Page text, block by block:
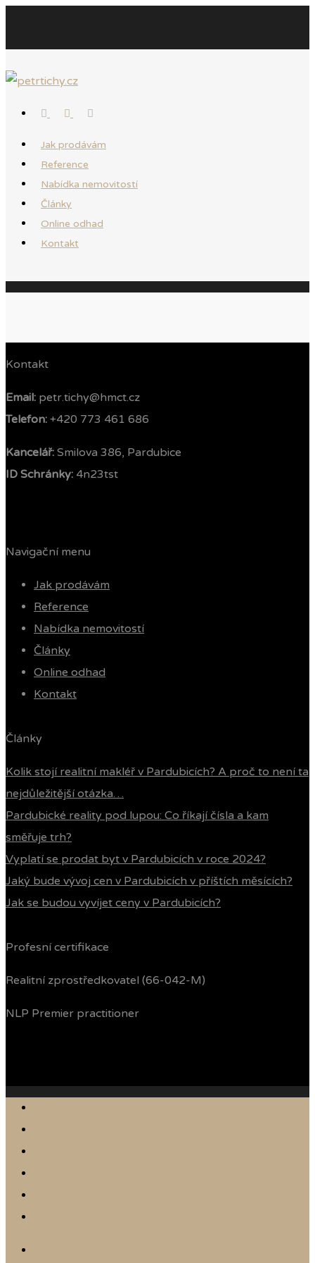
Jak prodávám
Reference
Nabídka nemovitostí
Články
Online odhad
Kontakt
Kontakt
Email: petr.tichy@hmct.cz
Telefon: ‭ +420 773 461 686‬
Kancelář: Smilova 386, Pardubice
ID Schránky: 4n23tst
Navigační menu
Jak prodávám
Reference
Nabídka nemovitostí
Články
Online odhad
Kontakt
Články
Kolik stojí realitní makléř v Pardubicích? A proč to není ta
nejdůležitější otázka…
Pardubické reality pod lupou: Co říkají čísla a kam
směřuje trh?
Vyplatí se prodat byt v Pardubicích v roce 2024?
Jaký bude vývoj cen v Pardubicích v příštích měsících?
Jak se budou vyvíjet ceny v Pardubicích?
Profesní certifikace
Realitní zprostředkovatel (66-042-M)
NLP Premier practitioner